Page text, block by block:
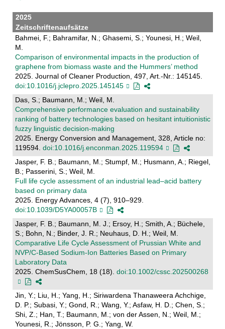
2025
Zeitschriftenaufsätze
Bahmei, F.; Bahramifar, N.; Ghasemi, S.; Younesi, H.; Weil,
M.
Comparison of environmental impacts in the production of
graphene from biomass waste and the Hummers’ method
2025. Journal of Cleaner Production, 497, Art.-Nr.: 145145.
doi:10.1016/j.jclepro.2025.145145
Das, S.; Baumann, M.; Weil, M.
Comprehensive performance evaluation and sustainability
ranking of battery technologies based on hesitant intuitionistic
fuzzy linguistic decision-making
2025. Energy Conversion and Management, 328, Article no:
119594. doi:10.1016/j.enconman.2025.119594
Jasper, F. B.; Baumann, M.; Stumpf, M.; Husmann, A.; Riegel,
B.; Passerini, S.; Weil, M.
Full life cycle assessment of an industrial lead–acid battery
based on primary data
2025. Energy Advances, 4 (7), 910–929.
doi:10.1039/D5YA00057B
Jasper, F. B.; Baumann, M. J.; Ersoy, H.; Smith, A.; Büchele,
S.; Bohn, N.; Binder, J. R.; Neuhaus, D. H.; Weil, M.
Comparative Life Cycle Assessment of Prussian White and
NVP/C‐Based Sodium‐Ion Batteries Based on Primary
Laboratory Data
2025. ChemSusChem, 18 (18). doi:10.1002/cssc.202500268
Jin, Y.; Liu, H.; Yang, H.; Siriwardena Thanaweera Achchige,
D. P.; Subasi, Y.; Gond, R.; Wang, Y.; Asfaw, H. D.; Chen, S.;
Shi, Z.; Han, T.; Baumann, M.; von der Assen, N.; Weil, M.;
Younesi, R.; Jönsson, P. G.; Yang, W.